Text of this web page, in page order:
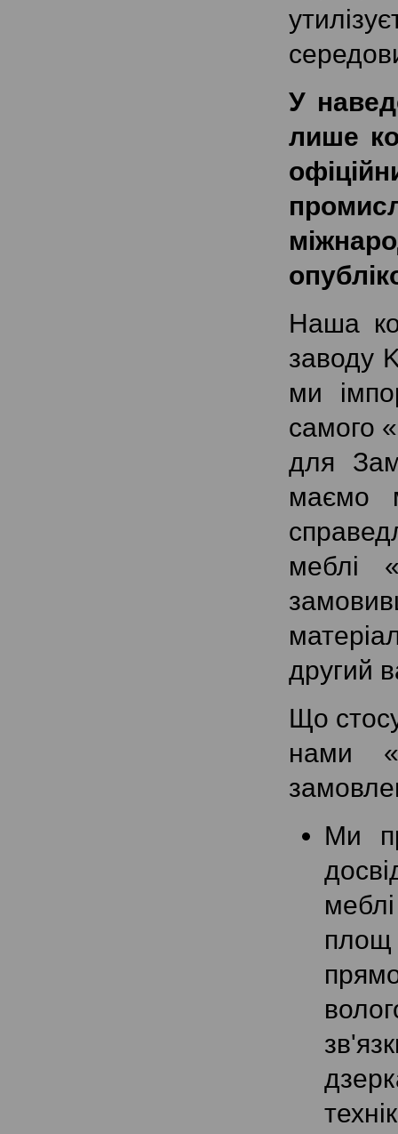
У
лише
Наша
заводу
ми
самого
для
маємо
меблі
другий
Що
нами
Ми
площ